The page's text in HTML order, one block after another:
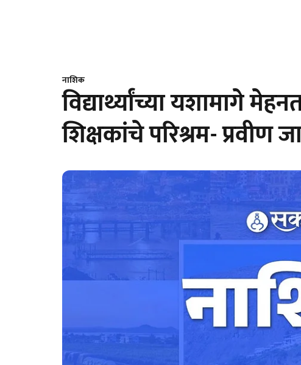
नाशिक
विद्यार्थ्यांच्या यशामागे
शिक्षकांचे परिश्रम- प्रवीण